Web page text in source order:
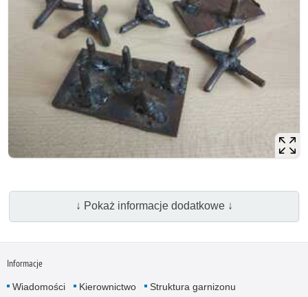
↓ Pokaż informacje dodatkowe ↓
Informacje
Wiadomości Kierownictwo
Struktura garnizonu